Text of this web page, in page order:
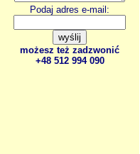
Podaj adres e-mail:
możesz też zadzwonić
+48 512 994 090